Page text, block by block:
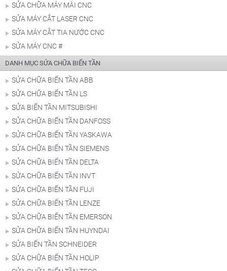
SỬA CHỮA MÁY MÀI CNC
SỬA MÁY CẮT LASER CNC
SỬA MÁY CẮT TIA NƯỚC CNC
SỬA MÁY CNC #
DANH MỤC SỬA CHỮA BIẾN TẦN
SỬA CHỮA BIẾN TẦN ABB
SỬA CHỮA BIẾN TẦN LS
SỬA BIẾN TẦN MITSUBISHI
SỬA CHỮA BIẾN TẦN DANFOSS
SỬA CHỮA BIẾN TẦN YASKAWA
SỬA CHỮA BIẾN TẦN SIEMENS
SỬA CHỮA BIẾN TẦN DELTA
SỬA CHỮA BIẾN TẦN INVT
SỬA CHỮA BIẾN TẦN FUJI
SỬA CHỮA BIẾN TẦN LENZE
SỬA CHỮA BIẾN TẦN EMERSON
SỬA CHỮA BIẾN TẦN HUYNDAI
SỬA BIẾN TẦN SCHNEIDER
SỬA CHỮA BIẾN TẦN HOLIP